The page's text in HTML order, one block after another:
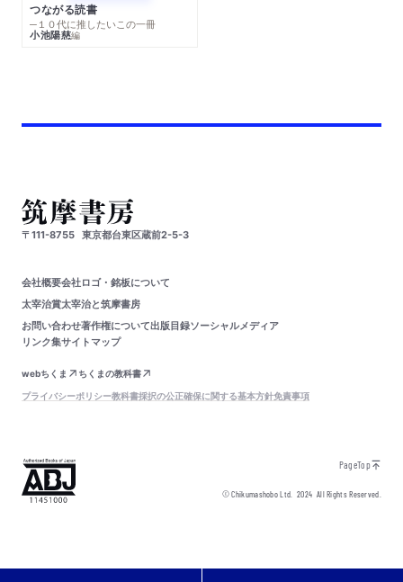
つながる読書
─１０代に推したいこの一冊
小池陽慈編
〒111-8755 東京都台東区蔵前2-5-3
会社概要会社ロゴ・銘板について
太宰治賞太宰治と筑摩書房
お問い合わせ著作権について出版目録ソーシャルメディア
リンク集サイトマップ
webちくま
ちくまの教科書
プライバシーポリシー教科書採択の公正確保に関する基本方針免責事項
PageTop
© Chikumashobo Ltd.2024 All Rights Reserved.